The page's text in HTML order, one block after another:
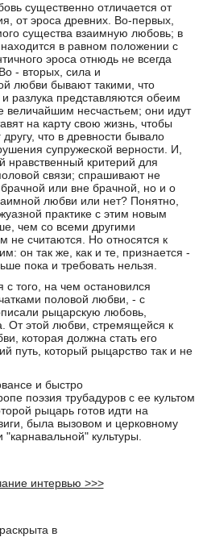
существенно отличается от
от эроса древних. Во-первых,
существа взаимную любовь; в
в равном положении с
эроса отнюдь не всегда
- вторых, сила и
любви бывают такими, что
разлука представляются обеим
величайшим несчастьем; они идут
на карту свою жизнь, чтобы
что в древности бывало
супружеской верности. И,
нравственный критерий для
связи; спрашивают не
или вне брачной, но и о
любви или нет? Понятно,
практике с этим новым
чем со всеми другими
не считаются. Но относятся к
он так же, как и те, признается -
пока и требовать нельзя.
с того, на чем остановился
половой любви, - с
рыцарскую любовь,
От этой любви, стремящейся к
которая должна стать его
путь, который рыцарство так и не
и быстро
поэзия трубадуров с ее культом
рыцарь готов идти на
была вызовом и церковному
культуры.
интервью >>>
в